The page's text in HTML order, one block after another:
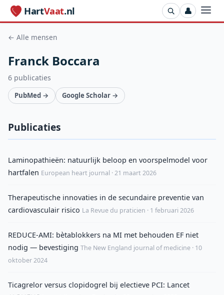
HartVaat.nl 👤
← Alle mensen
Franck Boccara
6 publicaties
PubMed → Google Scholar →
Publicaties
Laminopathieën: natuurlijk beloop en voorspelmodel voor
hartfalen European heart journal · 21 maart 2026
Therapeutische innovaties in de secundaire preventie van
cardiovasculair risico La Revue du praticien · 1 februari 2026
REDUCE-AMI: bètablokkers na MI met behouden EF niet
nodig — bevestiging The New England journal of medicine · 10
oktober 2024
Ticagrelor versus clopidogrel bij electieve PCI: Lancet